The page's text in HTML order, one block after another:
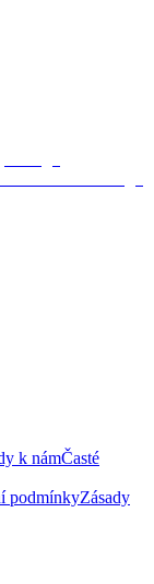
k námČasté
podmínkyZásady